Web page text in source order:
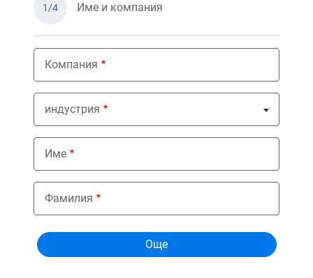
1/4 Име и компания
Компания
индустрия
Nothing selected
Име
Фамилия